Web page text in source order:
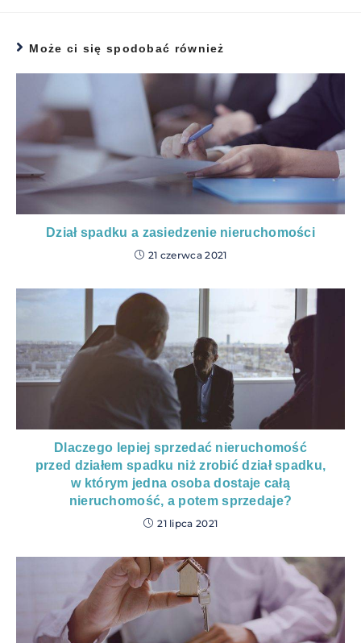
Może ci się spodobać również
Dział spadku a zasiedzenie nieruchomości
21 czerwca 2021
Dlaczego lepiej sprzedać nieruchomość
przed działem spadku niż zrobić dział spadku,
w którym jedna osoba dostaje całą
nieruchomość, a potem sprzedaje?
21 lipca 2021